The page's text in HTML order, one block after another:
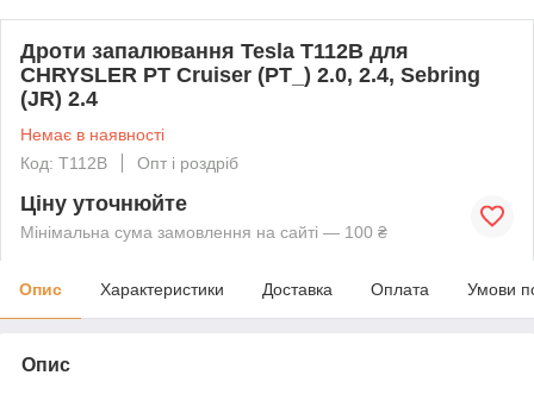
Дроти запалювання Tesla T112B для
CHRYSLER PT Cruiser (PT_) 2.0, 2.4, Sebring
(JR) 2.4
Немає в наявності
Код: T112B
Опт і роздріб
Ціну уточнюйте
Мінімальна сума замовлення на сайті — 100 ₴
Опис Характеристики Доставка Оплата Умови
Опис